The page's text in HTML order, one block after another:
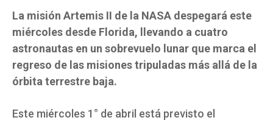
La misión Artemis II de la NASA despegará este
miércoles desde Florida, llevando a cuatro
astronautas en un sobrevuelo lunar que marca el
regreso de las misiones tripuladas más allá de la
órbita terrestre baja.
Este miércoles 1° de abril está previsto el